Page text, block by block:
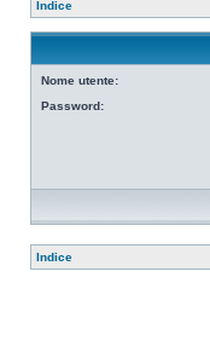
Indice
Nome utente:
Password:
Indice